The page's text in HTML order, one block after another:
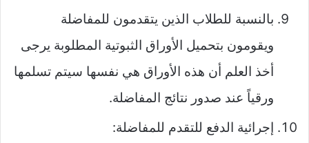
بالنسبة للطلاب الذين يتقدمون للمفاضلة
ويقومون بتحميل الأوراق الثبوتية المطلوبة يرجى
أخذ العلم أن هذه الأوراق هي نفسها سيتم تسلمها
ورقياً عند صدور نتائج المفاضلة.
إجرائية الدفع للتقدم للمفاضلة: